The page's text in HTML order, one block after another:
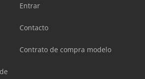
Entrar
Contacto
Contrato de compra modelo